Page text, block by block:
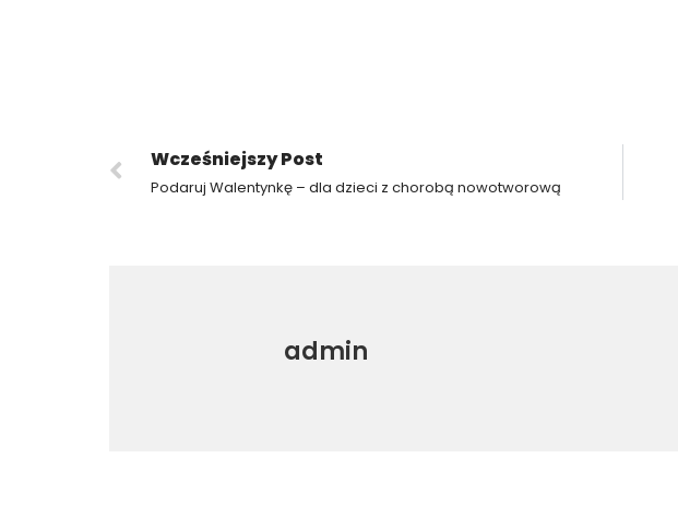
Wcześniejszy Post
Podaruj Walentynkę – dla dzieci z chorobą nowotworową
admin